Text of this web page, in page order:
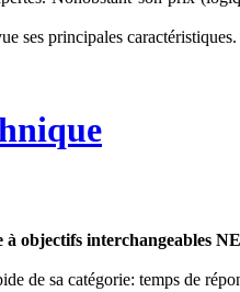
ses principales
objectifs interchangeables
de sa catégorie: temps de